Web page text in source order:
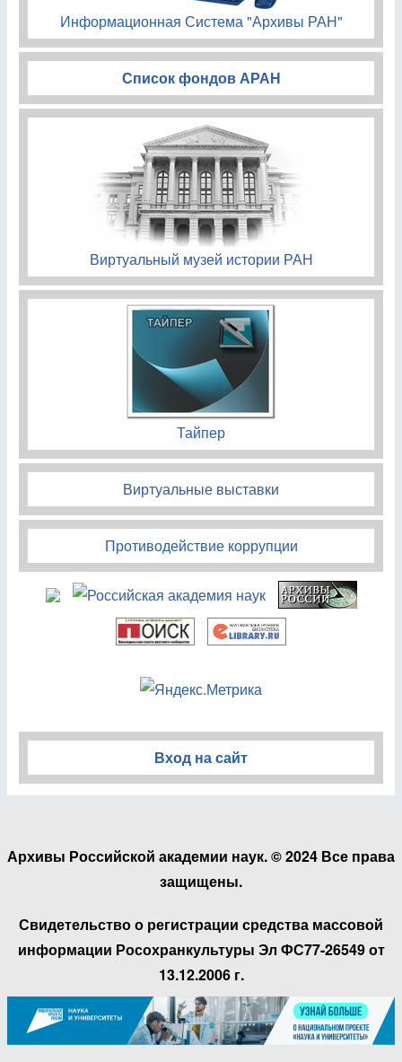
Информационная Система "Архивы РАН"
Список фондов АРАН
Виртуальный музей истории РАН
Тайпер
Виртуальные выставки
Противодействие коррупции
Вход на сайт
Архивы Российской академии наук. © 2024 Все права
защищены.
Свидетельство о регистрации средства массовой
информации Росохранкультуры Эл ФС77-26549 от
13.12.2006 г.